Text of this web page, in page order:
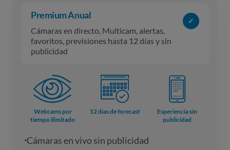
PremiumAnual
Cámaras en directo, Multicam, alertas,
favoritos, previsiones hasta 12 días y sin
publicidad
✓
Webcams por
tiempo ilimitado
12 días de forecast
Esperiencia sin
publicidad
Cámaras en vivo sin publicidad